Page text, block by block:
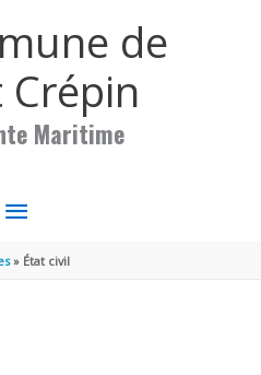
de
Crépin
Maritime
MENU
PRINCIPAL
État civil